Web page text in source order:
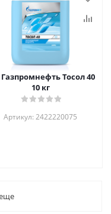
Тосол 40
10 кг
Артикул: 2422220075